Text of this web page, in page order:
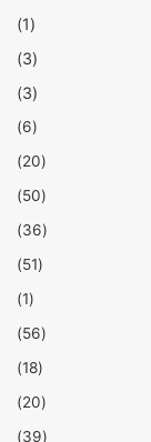
(1)
(3)
(3)
(6)
(20)
(50)
(36)
(51)
(1)
(56)
(18)
(20)
(39)